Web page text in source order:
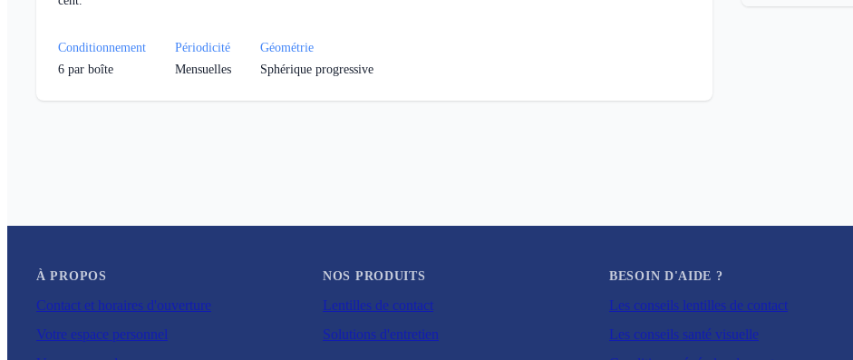
Conditionnement
6 par boîte
Périodicité
Mensuelles
Géométrie
Sphérique progressive
À PROPOS
Contact et horaires d'ouverture
Votre espace personnel
NOS PRODUITS
Lentilles de contact
Solutions d'entretien
BESOIN D'AIDE ?
Les conseils lentilles de contact
Les conseils santé visuelle